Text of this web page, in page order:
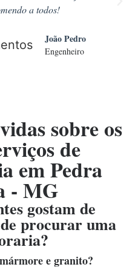
a todos!
João Pedro
Engenheiro
sobre os
de
em Pedra
- MG
gostam de
procurar uma
e granito?